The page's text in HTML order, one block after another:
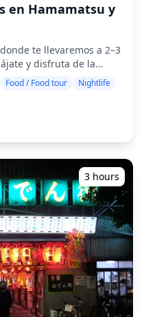
lluvia para el lugar
programada o si
la sesión, hay tres
la fecha y la hora,
la sesión. ![]
fotos de 1 hora ・
en Hamamatsu y
te llevaremos a 2–3
y disfruta de la
ritmo cómodo. Solo
resto a nosotros.
la estación de
tranquilidad con un
donde es posible que
pequeños
personal y auténtica
en total ・Cena:
locales ・Visita a 2–3
izakayas o bares,
de transporte ・
no incluidas en la tarifa
de participantes para
estar acompañados
Food / Food tour
Nightlife
3 hours